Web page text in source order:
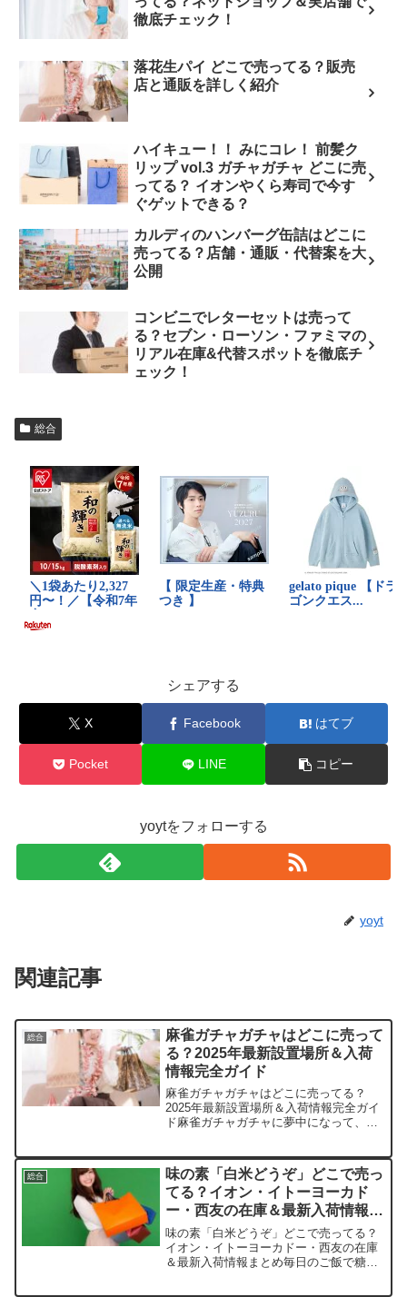
徹底チェック！
落花生パイ どこで売ってる？販売
店と通販を詳しく紹介
ハイキュー！！ みにコレ！ 前髪ク
リップ vol.3 ガチャガチャ どこに売
ってる？ イオンやくら寿司で今す
ぐゲットできる？
カルディのハンバーグ缶詰はどこに
売ってる？店舗・通販・代替案を大
公開
コンビニでレターセットは売って
る？セブン・ローソン・ファミマの
リアル在庫&代替スポットを徹底チ
ェック！
総合
シェアする
X Facebook はてブ
Pocket LINE コピー
yoytをフォローする
yoyt
関連記事
総合
麻雀ガチャガチャはどこに売って
る？2025年最新設置場所＆入荷
情報完全ガイド
麻雀ガチャガチャはどこに売ってる？
2025年最新設置場所＆入荷情報完全ガイ
ド麻雀ガチャガチャに夢中になって、つ
く買える場所をサクッと紹介します。き
っと役立つはずですよ...
総合
味の素「白米どうぞ」どこで売っ
てる？イオン・イトーヨーカド
ー・西友の在庫＆最新入荷情報ま
とめ
味の素「白米どうぞ」どこで売ってる？
イオン・イトーヨーカドー・西友の在庫
＆最新入荷情報まとめ毎日のご飯で糖質